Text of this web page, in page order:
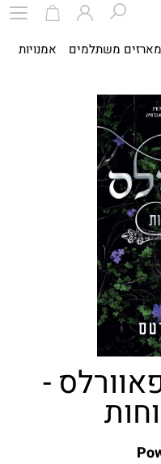
מארזים משתלמים אמנויות
1 - פאוורלס -